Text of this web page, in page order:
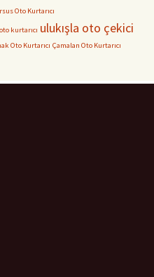
Oto Kurtarıcı
kurtarıcı ulukışla oto çekici
Oto Kurtarıcı Çamalan Oto Kurtarıcı